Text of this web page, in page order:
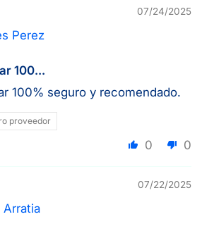
07/24/2025
Perez
100...
100% seguro y recomendado.
proveedor
0 0
07/22/2025
Arratia